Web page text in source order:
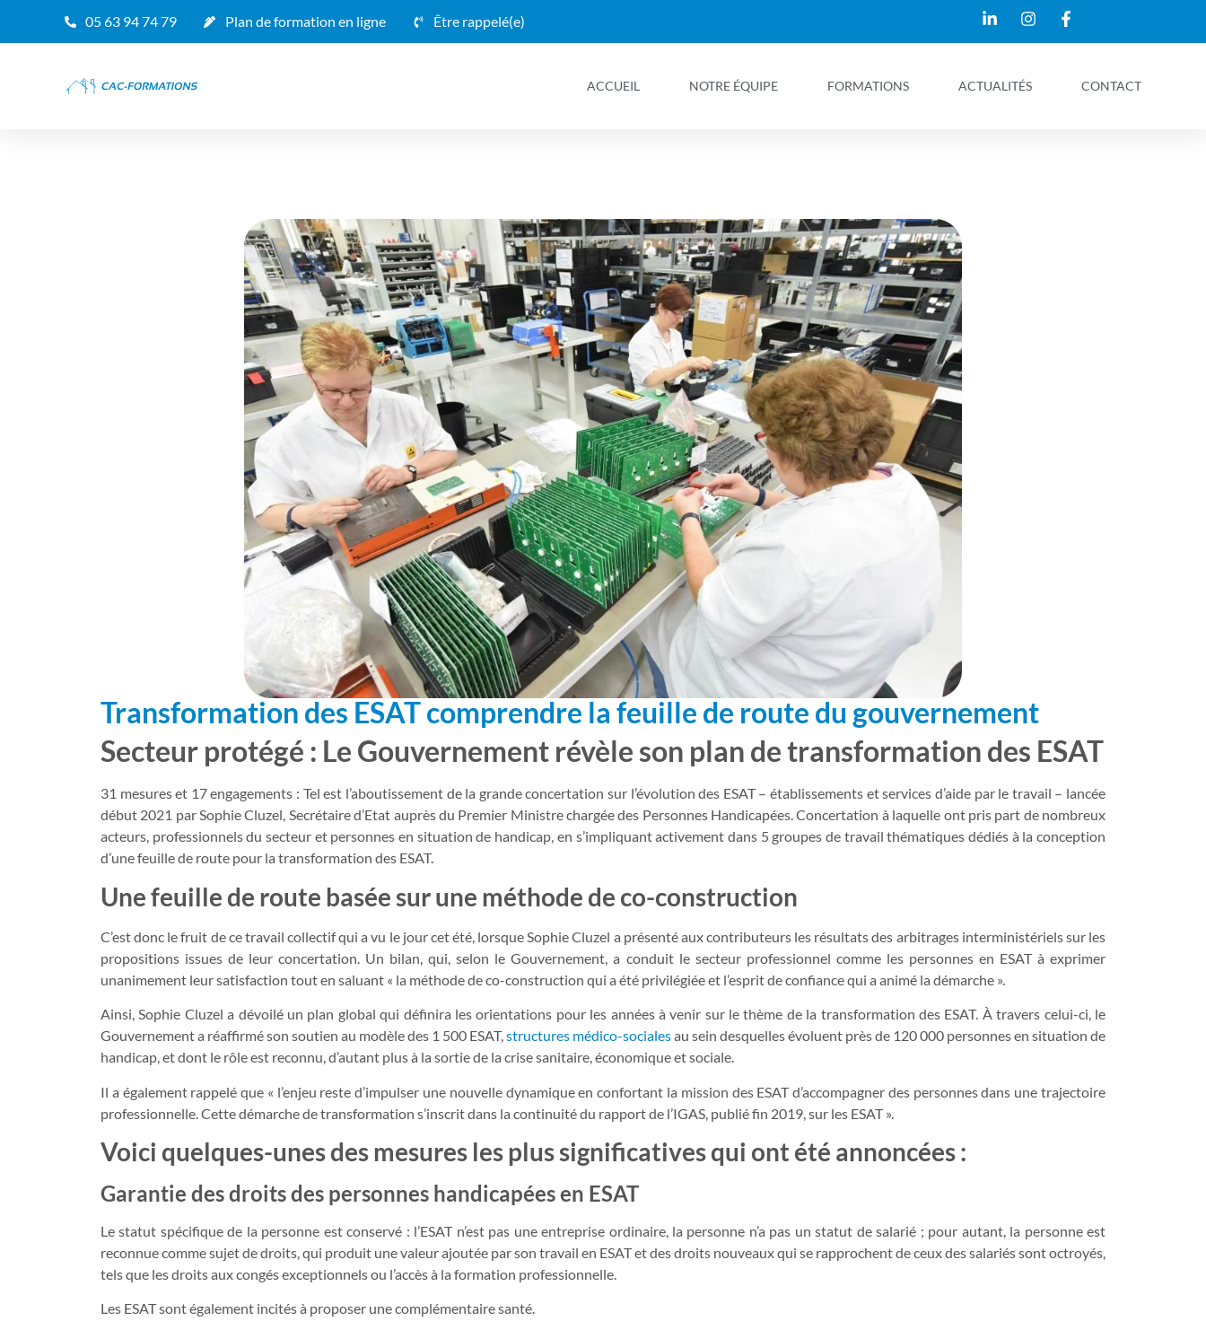
05 63 94 74 79 Plan de formation en ligne Être rappelé(e)
ACCUEIL NOTRE ÉQUIPE FORMATIONS ACTUALITÉS CONTACT
Transformation des ESAT comprendre la feuille de route du gouvernement
Secteur protégé : Le Gouvernement révèle son plan de transformation des ESAT
31 mesures et 17 engagements : Tel est l’aboutissement de la grande concertation sur l’évolution des ESAT – établissements et services d’aide par le travail – lancée
début 2021 par Sophie Cluzel, Secrétaire d’Etat auprès du Premier Ministre chargée des Personnes Handicapées. Concertation à laquelle ont pris part de nombreux
acteurs, professionnels du secteur et personnes en situation de handicap, en s’impliquant activement dans 5 groupes de travail thématiques dédiés à la conception
d’une feuille de route pour la transformation des ESAT.
Une feuille de route basée sur une méthode de co-construction
C’est donc le fruit de ce travail collectif qui a vu le jour cet été, lorsque Sophie Cluzel a présenté aux contributeurs les résultats des arbitrages interministériels sur les
propositions issues de leur concertation. Un bilan, qui, selon le Gouvernement, a conduit le secteur professionnel comme les personnes en ESAT à exprimer
unanimement leur satisfaction tout en saluant « la méthode de co-construction qui a été privilégiée et l’esprit de confiance qui a animé la démarche ».
Ainsi, Sophie Cluzel a dévoilé un plan global qui définira les orientations pour les années à venir sur le thème de la transformation des ESAT. À travers celui-ci, le
Gouvernement a réaffirmé son soutien au modèle des 1 500 ESAT,structures médico-socialesau sein desquelles évoluent près de 120 000 personnes en situation de
handicap, et dont le rôle est reconnu, d’autant plus à la sortie de la crise sanitaire, économique et sociale.
Il a également rappelé que « l’enjeu reste d’impulser une nouvelle dynamique en confortant la mission des ESAT d’accompagner des personnes dans une trajectoire
professionnelle. Cette démarche de transformation s’inscrit dans la continuité du rapport de l’IGAS, publié fin 2019, sur les ESAT ».
Voici quelques-unes des mesures les plus significatives qui ont été annoncées :
Garantie des droits des personnes handicapées en ESAT
Le statut spécifique de la personne est conservé : l’ESAT n’est pas une entreprise ordinaire, la personne n’a pas un statut de salarié ; pour autant, la personne est
reconnue comme sujet de droits, qui produit une valeur ajoutée par son travail en ESAT et des droits nouveaux qui se rapprochent de ceux des salariés sont octroyés,
tels que les droits aux congés exceptionnels ou l’accès à la formation professionnelle.
Les ESAT sont également incités à proposer une complémentaire santé.